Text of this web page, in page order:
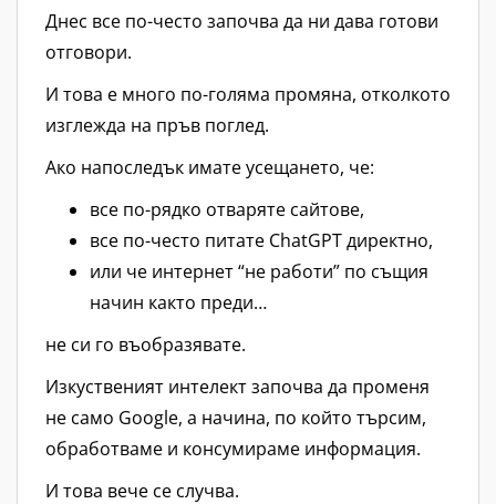
Днес все по-често започва да ни дава готови
отговори.
И това е много по-голяма промяна, отколкото
изглежда на пръв поглед.
Ако напоследък имате усещането, че:
все по-рядко отваряте сайтове,
все по-често питате ChatGPT директно,
или че интернет “не работи” по същия
начин както преди…
не си го въобразявате.
Изкуственият интелект започва да променя
не само Google, а начина, по който търсим,
обработваме и консумираме информация.
И това вече се случва.